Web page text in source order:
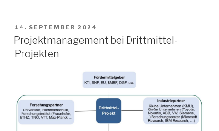
VERÖFFENTLICHT
AM
14. SEPTEMBER 2024
Projektmanagement bei Drittmittel-
Projekten